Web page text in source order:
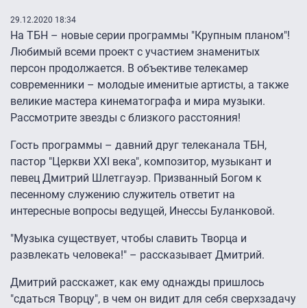
29.12.2020 18:34
На ТБН – новые серии программы "Крупным планом"!
Любимый всеми проект с участием знаменитых
персон продолжается. В объективе телекамер
современники – молодые именитые артисты, а также
великие мастера кинематографа и мира музыки.
Рассмотрите звезды с близкого расстояния!
Гость программы – давний друг телеканала ТБН,
пастор "Церкви XXI века", композитор, музыкант и
певец Дмитрий Шлетгауэр. Призванный Богом к
песенному служению служитель ответит на
интересные вопросы ведущей, Инессы Буланковой.
"Музыка существует, чтобы славить Творца и
развлекать человека!" – рассказывает Дмитрий.
Дмитрий расскажет, как ему однажды пришлось
"сдаться Творцу", в чем он видит для себя сверхзадачу